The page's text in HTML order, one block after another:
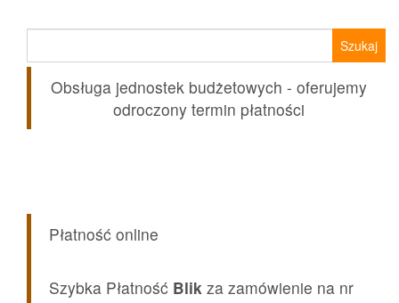
Obsługa jednostek budżetowych - oferujemy
odroczony termin płatności
Płatność online
Szybka Płatność Blik za zamówienie na nr